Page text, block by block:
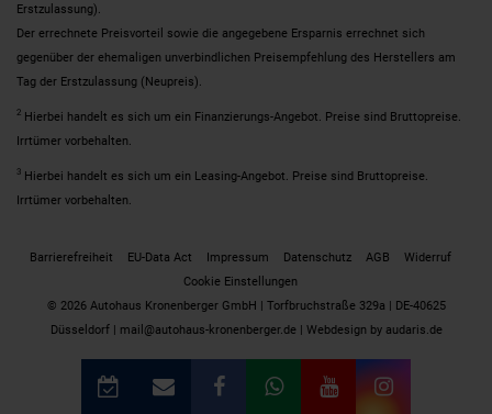
Erstzulassung).
Der errechnete Preisvorteil sowie die angegebene Ersparnis errechnet sich
gegenüber der ehemaligen unverbindlichen Preisempfehlung des Herstellers am
Tag der Erstzulassung (Neupreis).
2 Hierbei handelt es sich um ein Finanzierungs-Angebot. Preise sind Bruttopreise.
Irrtümer vorbehalten.
3 Hierbei handelt es sich um ein Leasing-Angebot. Preise sind Bruttopreise.
Irrtümer vorbehalten.
Barrierefreiheit EU-Data Act Impressum Datenschutz AGB
Widerruf
Cookie Einstellungen
© 2026 Autohaus Kronenberger GmbH | Torfbruchstraße 329a | DE-40625
Düsseldorf | mail@autohaus-kronenberger.de | Webdesign by audaris.de